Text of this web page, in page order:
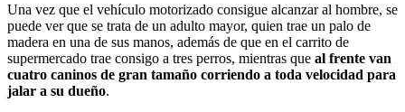
Una vez que el vehículo motorizado consigue alcanzar al hombre, se
puede ver que se trata de un adulto mayor, quien trae un palo de
madera en una de sus manos, además de que en el carrito de
supermercado trae consigo a tres perros, mientras que al frente van
cuatro caninos de gran tamaño corriendo a toda velocidad para
jalar a su dueño.